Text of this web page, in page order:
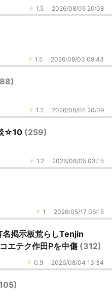
1.5 2026/08/05 20:08
1.5 2026/08/03 09:43
1.2 2026/08/05 20:09
☆10 (259)
1.2 2026/08/05 03:15
1 2026/05/17 06:15
名掲示板荒らしTenjin
エテク作田Pを中傷 (312)
0.9 2026/08/04 13:34